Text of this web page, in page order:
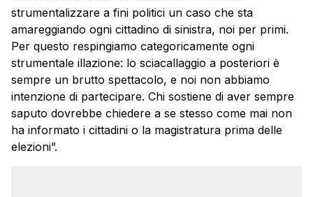
strumentalizzare a fini politici un caso che sta
amareggiando ogni cittadino di sinistra, noi per primi.
Per questo respingiamo categoricamente ogni
strumentale illazione: lo sciacallaggio a posteriori è
sempre un brutto spettacolo, e noi non abbiamo
intenzione di partecipare. Chi sostiene di aver sempre
saputo dovrebbe chiedere a se stesso come mai non
ha informato i cittadini o la magistratura prima delle
elezioni”.